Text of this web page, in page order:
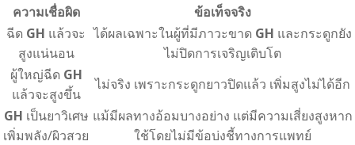
ความเชื่อผิด
ข้อเท็จจริง
ฉีด GH แล้วจะ
สูงแน่นอน
ได้ผลเฉพาะในผู้ที่มีภาวะขาด GH และกระดูกยัง
ไม่ปิดการเจริญเติบโต
ผู้ใหญ่ฉีด GH
แล้วจะสูงขึ้น
ไม่จริง เพราะกระดูกยาวปิดแล้ว เพิ่มสูงไม่ได้อีก
GH เป็นยาวิเศษ
เพิ่มพลัง/ผิวสวย
แม้มีผลทางอ้อมบางอย่าง แต่มีความเสี่ยงสูงหาก
ใช้โดยไม่มีข้อบ่งชี้ทางการแพทย์